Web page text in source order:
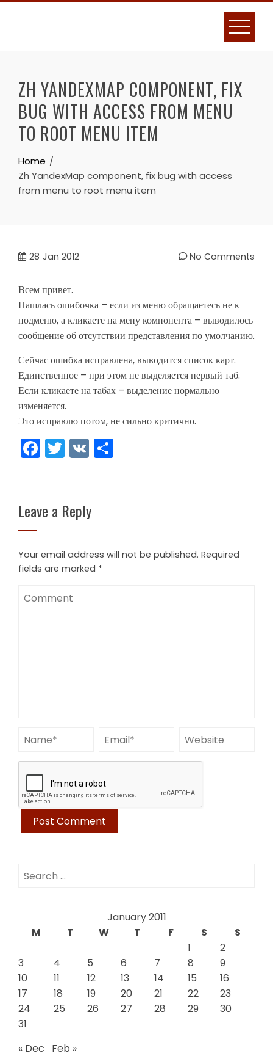
Skip
ZH YANDEXMAP COMPONENT, FIX
BUG WITH ACCESS FROM MENU
TO ROOT MENU ITEM
Home
Zh YandexMap component, fix bug with access
from menu to root menu item
28 Jan 2012 No Comments
Всем привет.
Нашлась ошибочка – если из меню обращаетесь не к
подменю, а кликаете на мену компонента – выводилось
сообщение об отсутствии представления по умолчанию.
Сейчас ошибка исправлена, выводится список карт.
Единственное – при этом не выделяется первый таб.
Если кликаете на табах – выделение нормально
изменяется.
Это исправлю потом, не сильно критично.
Facebook
Twitter
VK
Leave a Reply
Your email address will not be published. Required
fields are marked *
Search
January 2011
M
T W T F S
S
1
2
3
4 5 6 7 8
9
10
11 12 13 14 15
16
17
18 19 20 21 22
23
24
25 26 27 28 29
30
31
« Dec
Feb »